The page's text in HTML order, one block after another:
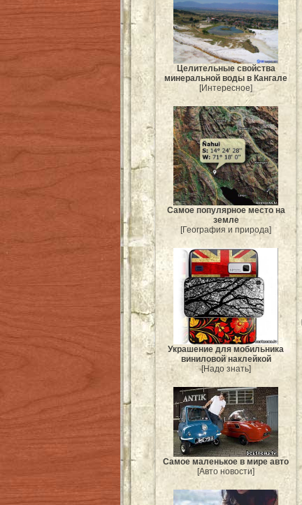
Целительные свойства
минеральной воды в Кангале
[Интересное]
Самое популярное место на
земле
[География и природа]
Украшение для мобильника
виниловой наклейкой
[Надо знать]
Самое маленькое в мире авто
[Авто новости]